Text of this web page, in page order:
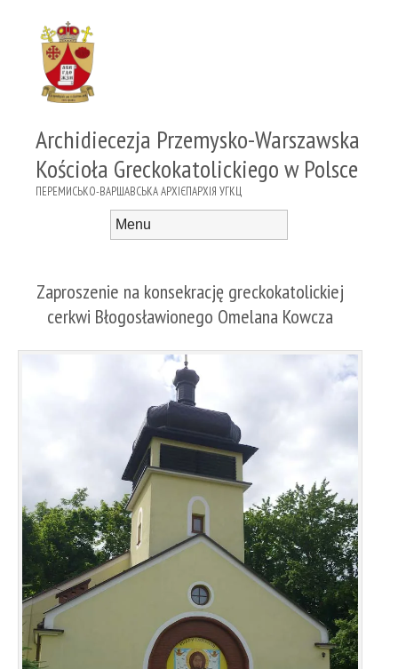
Archidiecezja Przemysko-Warszawska
Kościoła Greckokatolickiego w Polsce
ПЕРЕМИСЬКО-ВАРШАВСЬКА АРХІЄПАРХІЯ УГКЦ
Zaproszenie na konsekrację greckokatolickiej
cerkwi Błogosławionego Omelana Kowcza